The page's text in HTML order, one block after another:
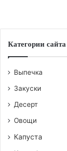
Категории сайта
Выпечка
Закуски
Десерт
Овощи
Капуста